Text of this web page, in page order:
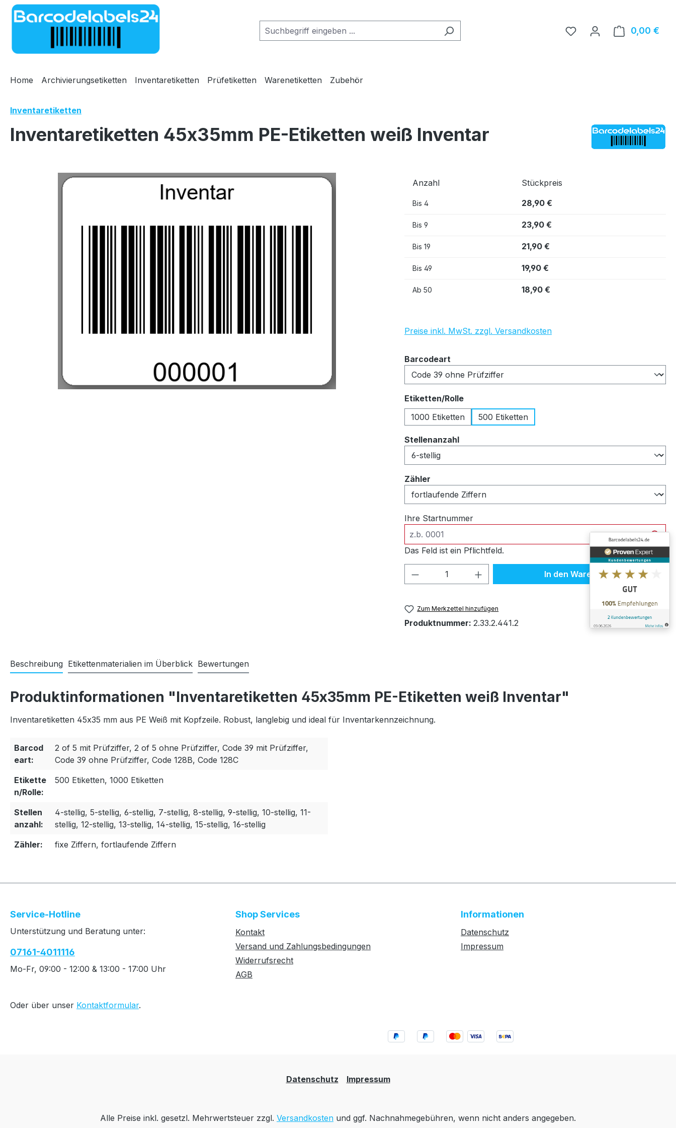
Hauptinhalt springen
Zur Suche springen
Zur Hauptnavigation springen
0,00 €
Home Archivierungsetiketten Inventaretiketten Prüfetiketten Warenetiketten Zubehör
Inventaretiketten
Inventaretiketten 45x35mm PE-Etiketten weiß Inventar
Bildergalerie überspringen Anzahl Stückpreis
Bis 4 28,90 €
Bis 9 23,90 €
Bis 19 21,90 €
Bis 49 19,90 €
Ab 50 18,90 €
Preise inkl. MwSt. zzgl. Versandkosten
Barcodeart
Etiketten/Rolleauswählen
1000 Etiketten
500 Etiketten
Stellenanzahlauswählen
Zähler
Ihre Startnummer
Das Feld ist ein Pflichtfeld.
Produkt Anzahl: Gib den gewünschten Wert
In den Warenkorb
Zum Merkzettel hinzufügen
Produktnummer: 2.33.2.441.2
Beschreibung Etikettenmaterialien im Überblick Bewertungen
Produktinformationen "Inventaretiketten 45x35mm PE-Etiketten weiß Inventar"
Inventaretiketten 45x35 mm aus PE Weiß mit Kopfzeile. Robust, langlebig und ideal für Inventarkennzeichnung.
Barcod
eart:
2 of 5 mit Prüfziffer, 2 of 5 ohne Prüfziffer, Code 39 mit Prüfziffer,
Code 39 ohne Prüfziffer, Code 128B, Code 128C
Etikette
n/Rolle:
500 Etiketten, 1000 Etiketten
Stellen
anzahl:
4-stellig, 5-stellig, 6-stellig, 7-stellig, 8-stellig, 9-stellig, 10-stellig, 11-
stellig, 12-stellig, 13-stellig, 14-stellig, 15-stellig, 16-stellig
Zähler:
fixe Ziffern, fortlaufende Ziffern
Service-Hotline
Unterstützung und Beratung unter:
07161-4011116
Mo-Fr, 09:00 - 12:00 & 13:00 - 17:00 Uhr
Oder über unser Kontaktformular.
Shop Services
Kontakt
Versand und Zahlungsbedingungen
Widerrufsrecht
AGB
Informationen
Datenschutz
Impressum
Datenschutz Impressum
Alle Preise inkl. gesetzl. Mehrwertsteuer zzgl. Versandkosten und ggf. Nachnahmegebühren, wenn nicht anders angegeben.